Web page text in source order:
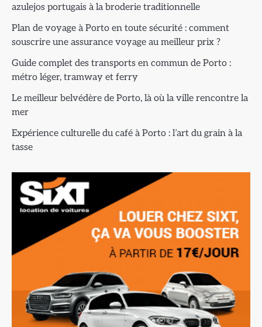
azulejos portugais à la broderie traditionnelle
Plan de voyage à Porto en toute sécurité : comment
souscrire une assurance voyage au meilleur prix ?
Guide complet des transports en commun de Porto :
métro léger, tramway et ferry
Le meilleur belvédère de Porto, là où la ville rencontre la
mer
Expérience culturelle du café à Porto : l’art du grain à la
tasse